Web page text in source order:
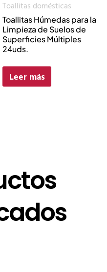
Toallitas domésticas
Toallitas Húmedas para la
Limpieza de Suelos de
Superficies Múltiples
24uds.
Leer más